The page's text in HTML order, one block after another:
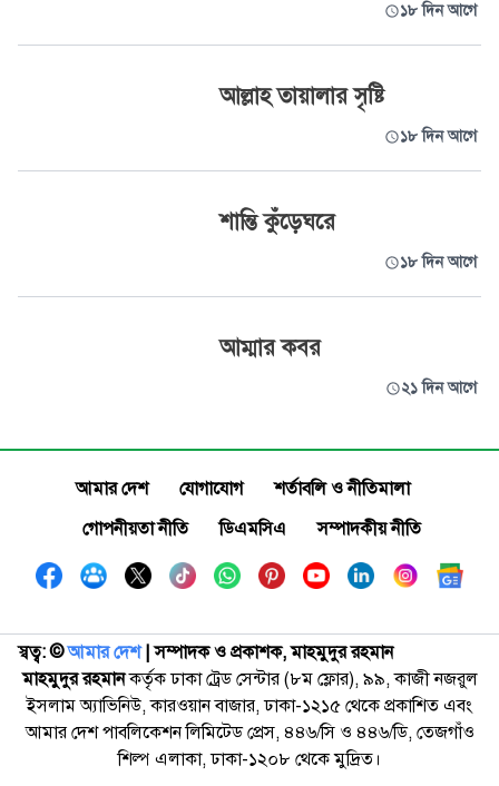
১৮ দিন আগে
আল্লাহ তায়ালার সৃষ্টি
১৮ দিন আগে
শান্তি কুঁড়েঘরে
১৮ দিন আগে
আম্মার কবর
২১ দিন আগে
আমার দেশ যোগাযোগ
শর্তাবলি ও নীতিমালা
গোপনীয়তা নীতি
ডিএমসিএ সম্পাদকীয় নীতি
স্বত্ব: ©️আমার দেশ| সম্পাদক ও প্রকাশক, মাহমুদুর রহমান
মাহমুদুর রহমানকর্তৃক ঢাকা ট্রেড সেন্টার (৮ম ফ্লোর), ৯৯, কাজী নজরুল
ইসলাম অ্যাভিনিউ, কারওয়ান বাজার, ঢাকা-১২১৫ থেকে প্রকাশিত এবং
আমার দেশ পাবলিকেশন লিমিটেড প্রেস, ৪৪৬/সি ও ৪৪৬/ডি, তেজগাঁও
শিল্প এলাকা, ঢাকা-১২০৮ থেকে মুদ্রিত।